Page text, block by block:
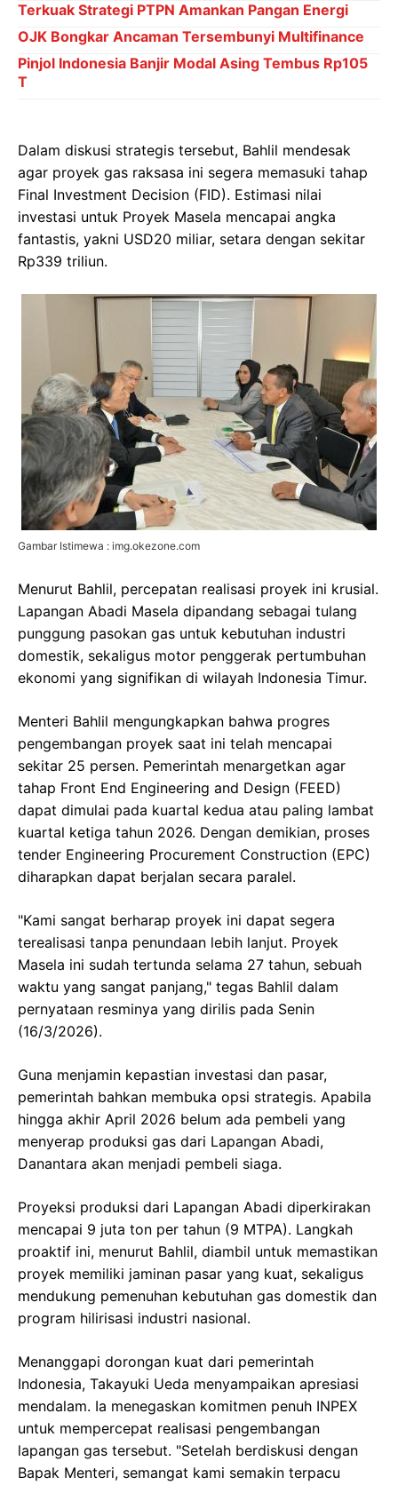
Terkuak Strategi PTPN Amankan Pangan Energi
OJK Bongkar Ancaman Tersembunyi Multifinance
Pinjol Indonesia Banjir Modal Asing Tembus Rp105
T
Dalam diskusi strategis tersebut, Bahlil mendesak
agar proyek gas raksasa ini segera memasuki tahap
Final Investment Decision (FID). Estimasi nilai
investasi untuk Proyek Masela mencapai angka
fantastis, yakni USD20 miliar, setara dengan sekitar
Rp339 triliun.
Gambar Istimewa : img.okezone.com
Menurut Bahlil, percepatan realisasi proyek ini krusial.
Lapangan Abadi Masela dipandang sebagai tulang
punggung pasokan gas untuk kebutuhan industri
domestik, sekaligus motor penggerak pertumbuhan
ekonomi yang signifikan di wilayah Indonesia Timur.
Menteri Bahlil mengungkapkan bahwa progres
pengembangan proyek saat ini telah mencapai
sekitar 25 persen. Pemerintah menargetkan agar
tahap Front End Engineering and Design (FEED)
dapat dimulai pada kuartal kedua atau paling lambat
kuartal ketiga tahun 2026. Dengan demikian, proses
tender Engineering Procurement Construction (EPC)
diharapkan dapat berjalan secara paralel.
"Kami sangat berharap proyek ini dapat segera
terealisasi tanpa penundaan lebih lanjut. Proyek
Masela ini sudah tertunda selama 27 tahun, sebuah
waktu yang sangat panjang," tegas Bahlil dalam
pernyataan resminya yang dirilis pada Senin
(16/3/2026).
Guna menjamin kepastian investasi dan pasar,
pemerintah bahkan membuka opsi strategis. Apabila
hingga akhir April 2026 belum ada pembeli yang
menyerap produksi gas dari Lapangan Abadi,
Danantara akan menjadi pembeli siaga.
Proyeksi produksi dari Lapangan Abadi diperkirakan
mencapai 9 juta ton per tahun (9 MTPA). Langkah
proaktif ini, menurut Bahlil, diambil untuk memastikan
proyek memiliki jaminan pasar yang kuat, sekaligus
mendukung pemenuhan kebutuhan gas domestik dan
program hilirisasi industri nasional.
Menanggapi dorongan kuat dari pemerintah
Indonesia, Takayuki Ueda menyampaikan apresiasi
mendalam. Ia menegaskan komitmen penuh INPEX
untuk mempercepat realisasi pengembangan
lapangan gas tersebut. "Setelah berdiskusi dengan
Bapak Menteri, semangat kami semakin terpacu